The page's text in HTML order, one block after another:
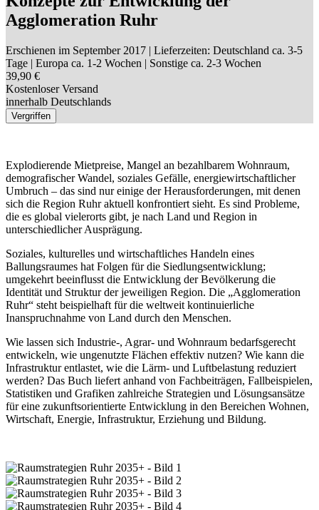
Agglomeration Ruhr
Erschienen im September 2017 | Lieferzeiten: Deutschland ca. 3-5
Tage | Europa ca. 1-2 Wochen | Sonstige ca. 2-3 Wochen
39,90 €
Kostenloser Versand
innerhalb Deutschlands
Vergriffen
Explodierende Mietpreise, Mangel an bezahlbarem Wohnraum,
demografischer Wandel, soziales Gefälle, energiewirtschaftlicher
Umbruch – das sind nur einige der Herausforderungen, mit denen
sich die Region Ruhr aktuell konfrontiert sieht. Es sind Probleme,
die es global vielerorts gibt, je nach Land und Region in
unterschiedlicher Ausprägung.
Soziales, kulturelles und wirtschaftliches Handeln eines
Ballungsraumes hat Folgen für die Siedlungsentwicklung;
umgekehrt beeinflusst die Entwicklung der Bevölkerung die
Identität und Struktur der jeweiligen Region. Die „Agglomeration
Ruhr“ steht beispielhaft für die weltweit kontinuierliche
Inanspruchnahme von Land durch den Menschen.
Wie lassen sich Industrie-, Agrar- und Wohnraum bedarfsgerecht
entwickeln, wie ungenutzte Flächen effektiv nutzen? Wie kann die
Infrastruktur entlastet, wie die Lärm- und Luftbelastung reduziert
werden? Das Buch liefert anhand von Fachbeiträgen, Fallbeispielen,
Statistiken und Grafiken zahlreiche Strategien und Lösungsansätze
für eine zukunftsorientierte Entwicklung in den Bereichen Wohnen,
Wirtschaft, Energie, Infrastruktur, Erziehung und Bildung.